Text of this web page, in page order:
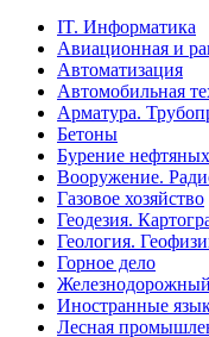
IT. Информатика
Авиационная и
Автоматизация
Автомобильная
Арматура.
Бетоны
Бурение
Вооружение.
Газовое хозяйство
Геодезия.
Геология.
Горное дело
Иностранные
Лесная